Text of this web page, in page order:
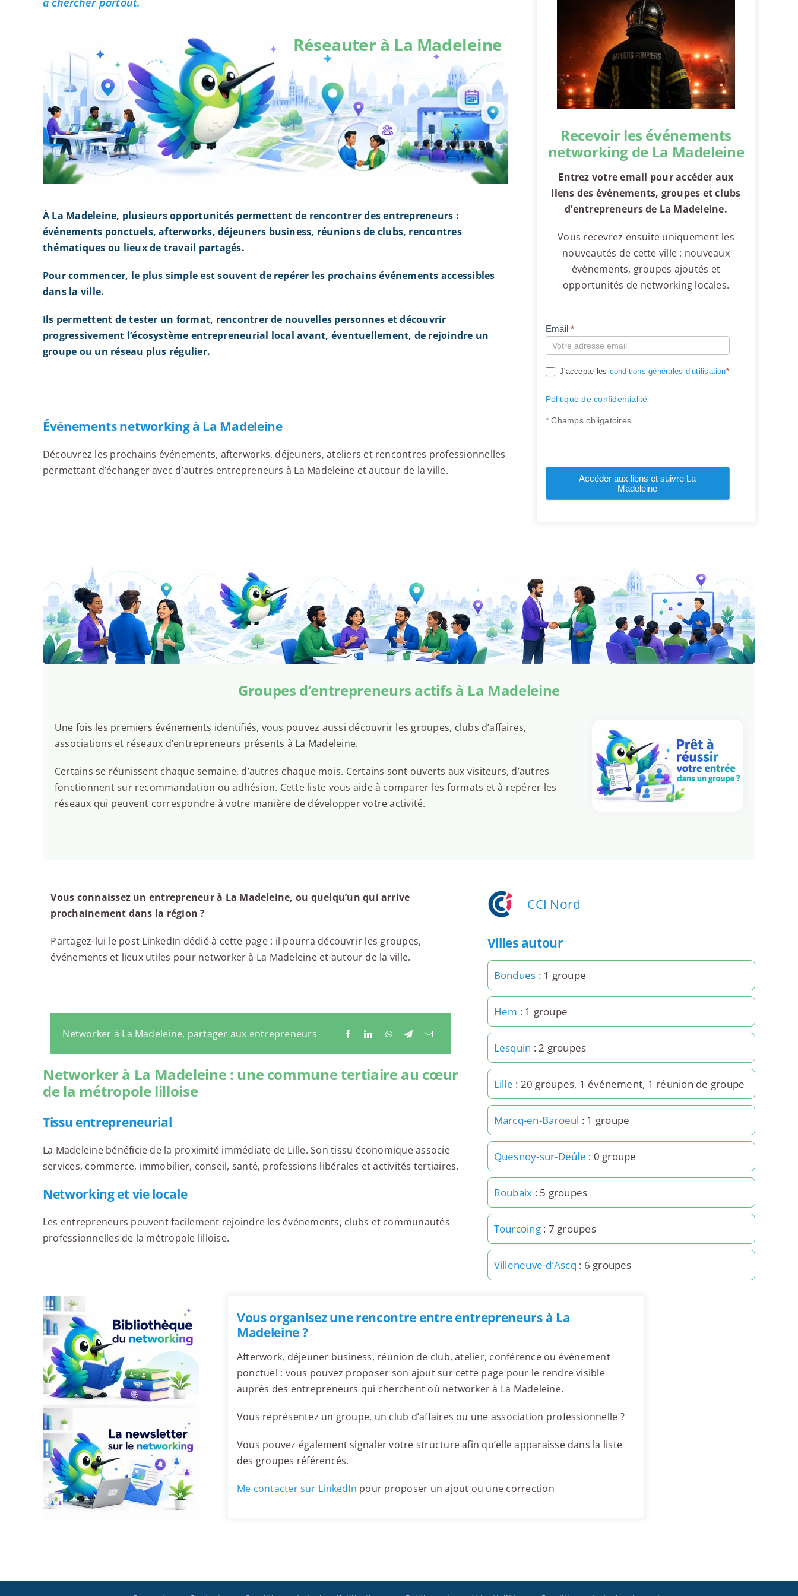
Réseauter à La Madeleine
À La Madeleine, plusieurs opportunités permettent de rencontrer des entrepreneurs :
événements ponctuels, afterworks, déjeuners business, réunions de clubs, rencontres
thématiques ou lieux de travail partagés.
Pour commencer, le plus simple est souvent de repérer les prochains événements accessibles
dans la ville.
Ils permettent de tester un format, rencontrer de nouvelles personnes et découvrir
progressivement l’écosystème entrepreneurial local avant, éventuellement, de rejoindre un
groupe ou un réseau plus régulier.
Événements networking à La Madeleine
Découvrez les prochains événements, afterworks, déjeuners, ateliers et rencontres professionnelles
permettant d’échanger avec d’autres entrepreneurs à La Madeleine et autour de la ville.
Recevoir les événements
networking de La Madeleine
Entrez votre email pour accéder aux
liens des événements, groupes et clubs
d’entrepreneurs de La Madeleine.
Vous recevrez ensuite uniquement les
nouveautés de cette ville : nouveaux
événements, groupes ajoutés et
opportunités de networking locales.
Compte
Email*
J'accepte les conditions générales d’utilisation*
Politique de confidentialité
* Champs obligatoires
Accéder aux liens et suivre La
Madeleine
Groupes d’entrepreneurs actifs à La Madeleine
Une fois les premiers événements identifiés, vous pouvez aussi découvrir les groupes, clubs d’affaires,
associations et réseaux d’entrepreneurs présents à La Madeleine.
Certains se réunissent chaque semaine, d’autres chaque mois. Certains sont ouverts aux visiteurs, d’autres
fonctionnent sur recommandation ou adhésion. Cette liste vous aide à comparer les formats et à repérer les
réseaux qui peuvent correspondre à votre manière de développer votre activité.
Vous connaissez un entrepreneur à La Madeleine, ou quelqu’un qui arrive
prochainement dans la région ?
Partagez-lui le post LinkedIn dédié à cette page : il pourra découvrir les groupes,
événements et lieux utiles pour networker à La Madeleine et autour de la ville.
Networker à La Madeleine, partager aux entrepreneurs
Networker à La Madeleine : une commune tertiaire au cœur
de la métropole lilloise
Tissu entrepreneurial
La Madeleine bénéficie de la proximité immédiate de Lille. Son tissu économique associe
services, commerce, immobilier, conseil, santé, professions libérales et activités tertiaires.
Networking et vie locale
Les entrepreneurs peuvent facilement rejoindre les événements, clubs et communautés
professionnelles de la métropole lilloise.
CCI Nord
Villes autour
Bondues : 1 groupe
Hem : 1 groupe
Lesquin : 2 groupes
Lille : 20 groupes, 1 événement, 1 réunion de groupe
Marcq-en-Baroeul : 1 groupe
Quesnoy-sur-Deûle : 0 groupe
Roubaix : 5 groupes
Tourcoing: 7 groupes
Villeneuve-d’Ascq : 6 groupes
Vous organisez une rencontre entre entrepreneurs à La
Madeleine ?
Afterwork, déjeuner business, réunion de club, atelier, conférence ou événement
ponctuel : vous pouvez proposer son ajout sur cette page pour le rendre visible
auprès des entrepreneurs qui cherchent où networker à La Madeleine.
Vous représentez un groupe, un club d’affaires ou une association professionnelle ?
Vous pouvez également signaler votre structure afin qu’elle apparaisse dans la liste
des groupes référencés.
Me contacter sur LinkedIn pour proposer un ajout ou une correction